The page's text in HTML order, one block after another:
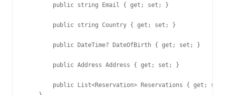
        public string Email { get; set; }
        public string Country { get; set; }
        public DateTime? DateOfBirth { get; set; }
        public Address Address { get; set; }
public List<Reservation> Reservations { get;